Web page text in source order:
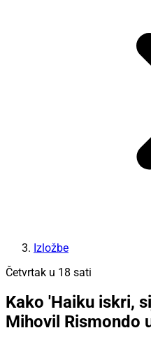
Izložbe
Četvrtak u 18 sati
Kako 'Haiku iskri,
Mihovil Rismondo